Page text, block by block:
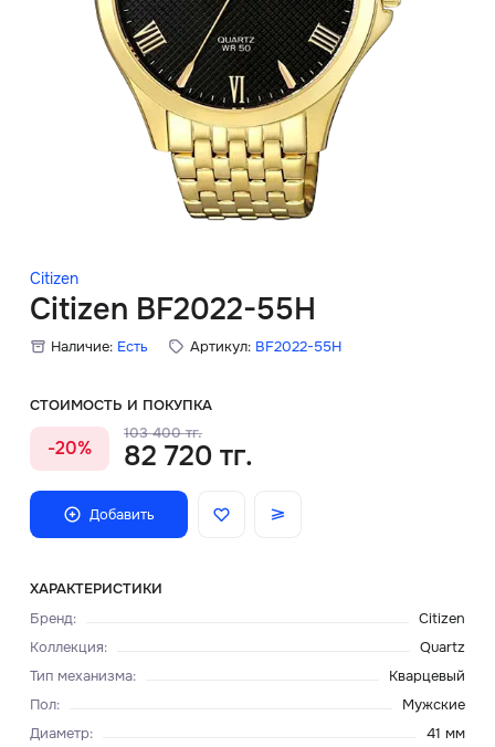
Citizen
Citizen BF2022-55H
Наличие: Есть Артикул: BF2022-55H
СТОИМОСТЬ И ПОКУПКА
-20%
103 400 тг.
82 720 тг.
Добавить
ХАРАКТЕРИСТИКИ
Бренд:
Citizen
Коллекция:
Quartz
Тип механизма:
Кварцевый
Пол:
Мужские
Диаметр:
41 мм
Каталог
Мужские часы
Женские часы
Скидки
Главная
О нас
Доставка и оплата
Блог